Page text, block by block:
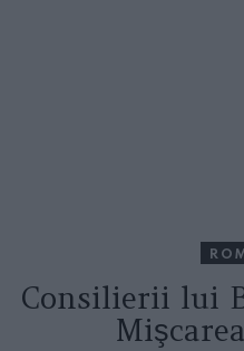
Consilierii lui